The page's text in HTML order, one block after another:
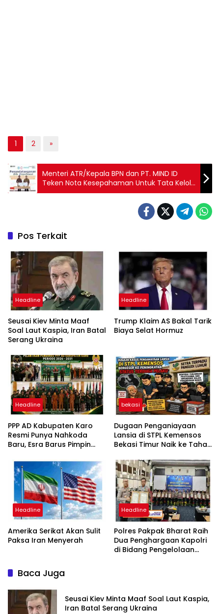
1 2 »
Menteri ATR/Kepala BPN dan PT. MIND ID
Teken Nota Kesepahaman Untuk Tata Kelola
Pengamanan Aset
Pos Terkait
Headline
Seusai Kiev Minta Maaf
Soal Laut Kaspia, Iran Batal
Serang Ukraina
Headline
Trump Klaim AS Bakal Tarik
Biaya Selat Hormuz
Headline
PPP AD Kabupaten Karo
Resmi Punya Nahkoda
Baru, Esra Barus Pimpin
bekasi
Dugaan Penganiayaan
Lansia di STPL Kemensos
Bekasi Timur Naik ke Tahap
Minta Proses Transparan
dan Bebas Intervensi
Headline
Amerika Serikat Akan Sulit
Paksa Iran Menyerah
Headline
Polres Pakpak Bharat Raih
Dua Penghargaan Kapolri
di Bidang Pengelolaan
Baca Juga
Seusai Kiev Minta Maaf Soal Laut Kaspia,
Iran Batal Serang Ukraina